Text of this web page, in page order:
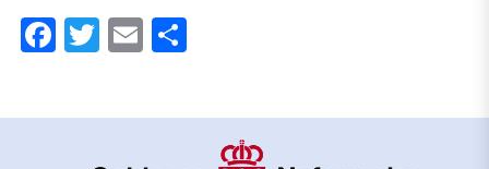
Facebook
Twitter
Email